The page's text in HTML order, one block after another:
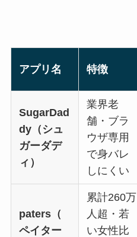
アプリ名 特徴
SugarDad
dy（シュ
ガーダデ
ィ）
業界老
舗・ブラ
ウザ専用
で身バレ
しにくい
paters（
ペイター
累計260万
人超・若
い女性比